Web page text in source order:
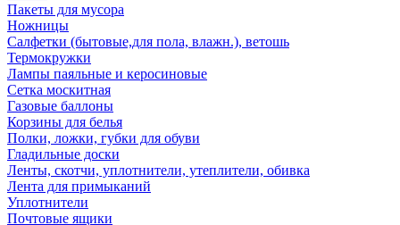
Пакеты для мусора
Ножницы
Салфетки (бытовые,для пола, влажн.), ветошь
Термокружки
Лампы паяльные и керосиновые
Сетка москитная
Газовые баллоны
Корзины для белья
Полки, ложки, губки для обуви
Гладильные доски
Ленты, скотчи, уплотнители, утеплители, обивка
Лента для примыканий
Уплотнители
Почтовые ящики